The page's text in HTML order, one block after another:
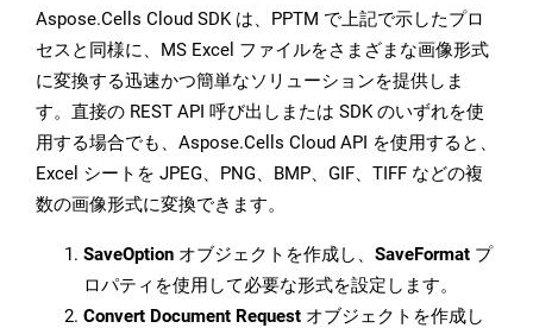
Aspose.Cells Cloud SDK は、PPTM で上記で示したプロ
セスと同様に、MS Excel ファイルをさまざまな画像形式
に変換する迅速かつ簡単なソリューションを提供しま
す。直接の REST API 呼び出しまたは SDK のいずれを使
用する場合でも、Aspose.Cells Cloud API を使用すると、
Excel シートを JPEG、PNG、BMP、GIF、TIFF などの複
数の画像形式に変換できます。
SaveOption オブジェクトを作成し、 SaveFormat プ
ロパティを使用して必要な形式を設定します。
Convert Document Request オブジェクトを作成し